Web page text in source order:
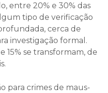
entre 20% e 30% das
tipo de verificação
cerca de
investigação formal.
15% se transformam, de
para crimes de maus-